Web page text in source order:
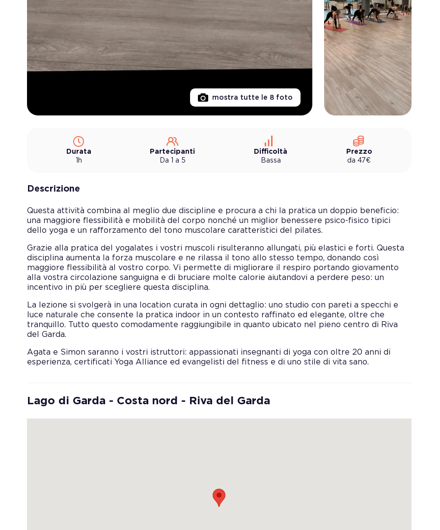
mostra tutte le 8 foto
Durata
1h
Partecipanti
Da 1 a 5
Difficoltà
Bassa
Prezzo
da 47€
Descrizione
Questa attività combina al meglio due discipline e procura a chi la pratica un doppio beneficio:
una maggiore flessibilità e mobilità del corpo nonché un miglior benessere psico-fisico tipici
dello yoga e un rafforzamento del tono muscolare caratteristici del pilates.
Grazie alla pratica del yogalates i vostri muscoli risulteranno allungati, più elastici e forti. Questa
disciplina aumenta la forza muscolare e ne rilassa il tono allo stesso tempo, donando così
maggiore flessibilità al vostro corpo. Vi permette di migliorare il respiro portando giovamento
alla vostra circolazione sanguigna e di bruciare molte calorie aiutandovi a perdere peso: un
incentivo in più per scegliere questa disciplina.
La lezione si svolgerà in una location curata in ogni dettaglio: uno studio con pareti a specchi e
luce naturale che consente la pratica indoor in un contesto raffinato ed elegante, oltre che
tranquillo. Tutto questo comodamente raggiungibile in quanto ubicato nel pieno centro di Riva
del Garda.
Agata e Simon saranno i vostri istruttori: appassionati insegnanti di yoga con oltre 20 anni di
esperienza, certificati Yoga Alliance ed evangelisti del fitness e di uno stile di vita sano.
Lago di Garda - Costa nord - Riva del Garda